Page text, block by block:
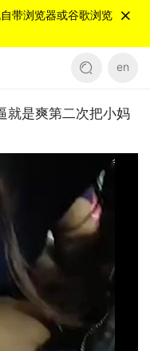
带浏览器或谷歌浏览
en
就是爽第二次把小妈